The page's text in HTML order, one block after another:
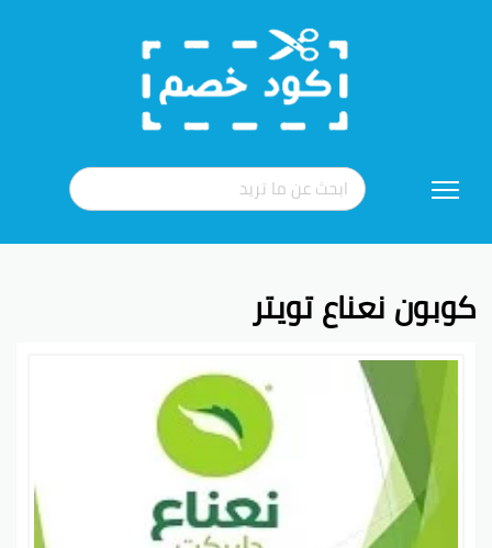
إلى
كوبون نعناع تويتر